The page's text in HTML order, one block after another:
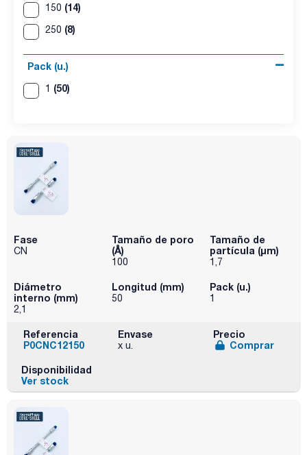
150 (14)
250 (8)
Pack (u.)
1 (50)
Fase
CN
Tamaño de poro
(Å)
100
Tamaño de
partícula (μm)
1,7
Diámetro
interno (mm)
2,1
Longitud (mm)
50
Pack (u.)
1
Referencia
P0CNC12150
Envase
x u.
Precio
Comprar
Disponibilidad
Ver stock